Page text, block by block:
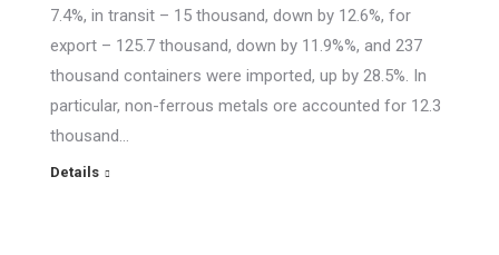
7.4%, in transit – 15 thousand, down by 12.6%, for
export – 125.7 thousand, down by 11.9%%, and 237
thousand containers were imported, up by 28.5%. In
particular, non-ferrous metals ore accounted for 12.3
thousand…
Details